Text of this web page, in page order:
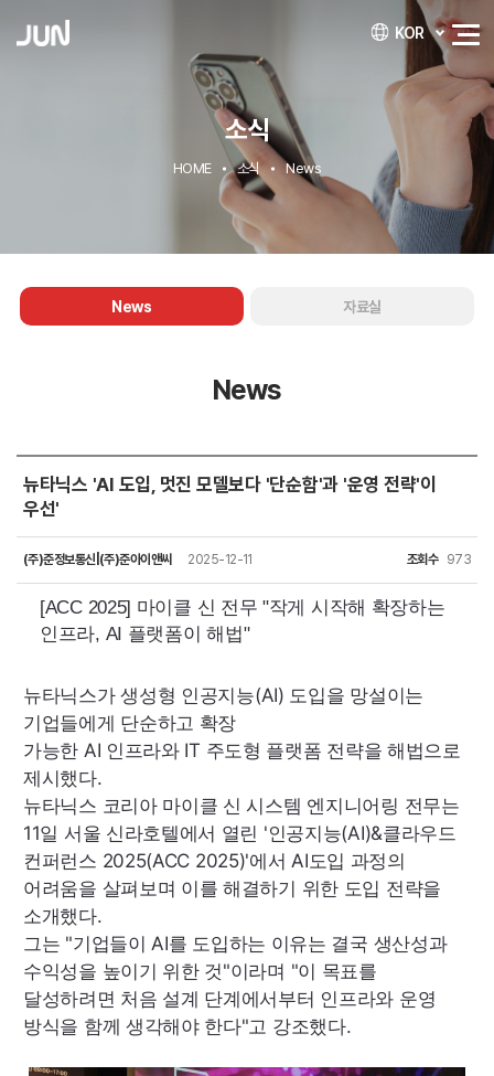
KOR
소식
HOME 소식 News
News 자료실
News
뉴타닉스 'AI 도입, 멋진 모델보다 '단순함'과 '운영 전략'이
우선'
(주)준정보통신|(주)준아이앤씨 2025-12-11 조회수 973
[ACC2025] 마이클 신 전무 "작게 시작해 확장하는
인프라, AI 플랫폼이 해법"
뉴타닉스가 생성형 인공지능(AI) 도입을 망설이는
기업들에게 단순하고 확장
가능한 AI 인프라와 IT 주도형 플랫폼 전략을 해법으로
제시했다.
뉴타닉스 코리아 마이클 신 시스템 엔지니어링 전무는
11일 서울 신라호텔에서 열린 '인공지능(AI)&클라우드
컨퍼런스 2025(ACC 2025)'에서AI도입 과정의
어려움을 살펴보며 이를 해결하기 위한 도입 전략을
소개했다.
그는 "기업들이AI를 도입하는 이유는 결국 생산성과
수익성을 높이기 위한 것"이라며 "이 목표를
달성하려면 처음 설계 단계에서부터 인프라와 운영
방식을 함께 생각해야 한다"고 강조했다.